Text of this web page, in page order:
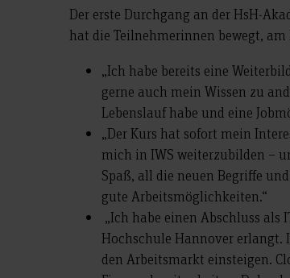
Der erste Durchgang an der HsH-
hat die Teilnehmerinnen bewegt,
„Ich habe bereits eine
gerne auch mein Wissen zu
Lebenslauf habe und eine
„Der Kurs hat sofort mein
mich in IWS weiterzubilden –
Spaß, all die neuen Begriffe
gute Arbeitsmöglichkeiten.“
„Ich habe einen Abschluss als
Hochschule Hannover erlangt.
den Arbeitsmarkt einsteigen.